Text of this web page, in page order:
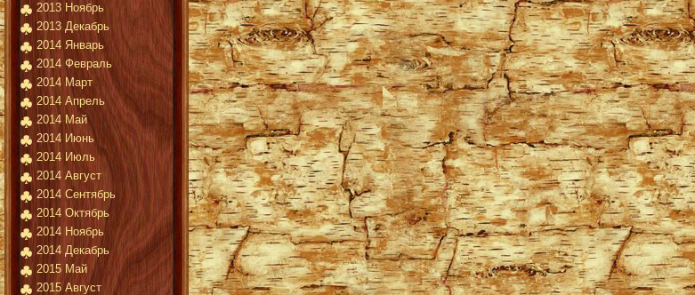
2013 Ноябрь
2013 Декабрь
2014 Январь
2014 Февраль
2014 Март
2014 Апрель
2014 Май
2014 Июнь
2014 Июль
2014 Август
2014 Сентябрь
2014 Октябрь
2014 Ноябрь
2014 Декабрь
2015 Май
2015 Август